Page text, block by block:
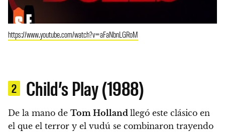
https://www.youtube.com/watch?v=aFaNbnLGRoM
2 Child’s Play (1988)
De la mano de Tom Holland llegó este clásico en
el que el terror y el vudú se combinaron trayendo